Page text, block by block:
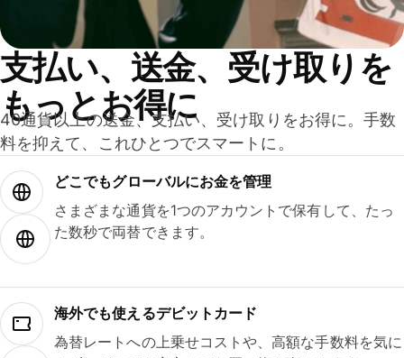
支払い、送金、受け取りを
もっとお得に
40通貨以上の送金、支払い、受け取りをお得に。手数
料を抑えて、これひとつでスマートに。
どこでもグ⁠ロ⁠ー⁠バ⁠ルにお金を管理
さまざまな通貨を1つのアカウントで保有して、たっ
た数秒で両替できます。
海外でも使えるデビットカード
為替レートへの上乗せコストや、高額な手数料を気に